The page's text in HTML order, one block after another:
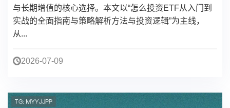
与长期增值的核心选择。本文以“怎么投资ETF从入门到
实战的全面指南与策略解析方法与投资逻辑”为主线，
从...
2026-07-09